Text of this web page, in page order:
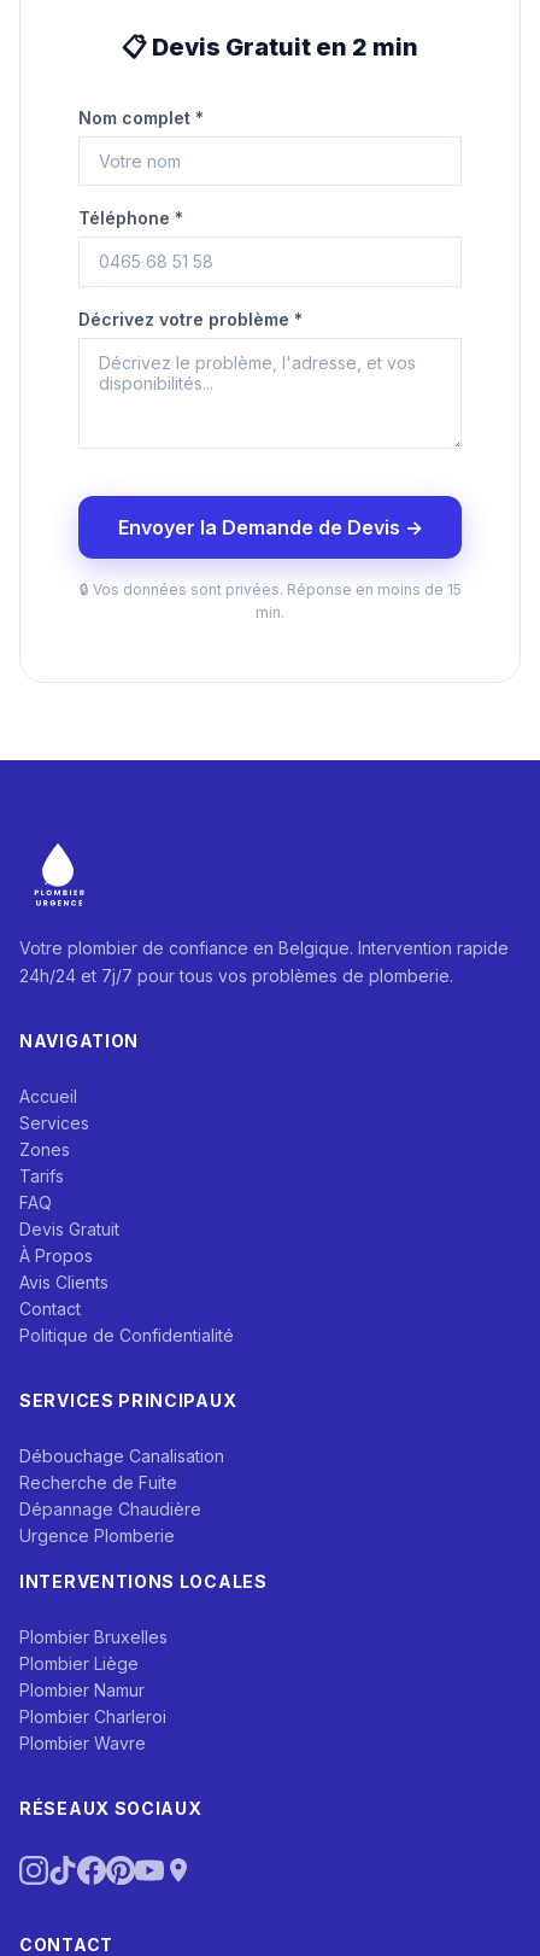
📋 Devis Gratuit en 2 min
Nom complet *
Téléphone *
Décrivez votre problème *
Envoyer la Demande de Devis →
🔒 Vos données sont privées. Réponse en moins de 15
min.
Votre plombier de confiance en Belgique. Intervention rapide
24h/24 et 7j/7 pour tous vos problèmes de plomberie.
NAVIGATION
Accueil
Services
Zones
Tarifs
FAQ
Devis Gratuit
À Propos
Avis Clients
Contact
Politique de Confidentialité
SERVICES PRINCIPAUX
Débouchage Canalisation
Recherche de Fuite
Dépannage Chaudière
Urgence Plomberie
INTERVENTIONS LOCALES
Plombier Bruxelles
Plombier Liège
Plombier Namur
Plombier Charleroi
Plombier Wavre
RÉSEAUX SOCIAUX
CONTACT